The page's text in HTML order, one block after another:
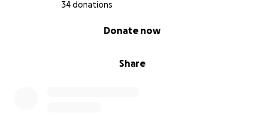
34 donations
Share
Donate now